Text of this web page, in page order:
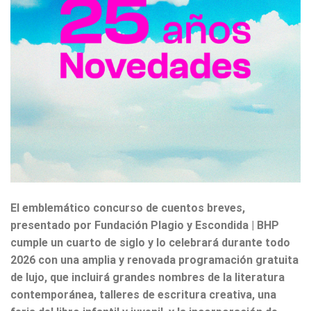
El emblemático concurso de cuentos breves,
presentado por Fundación Plagio y Escondida | BHP
cumple un cuarto de siglo y lo celebrará durante todo
2026 con una amplia y renovada programación gratuita
de lujo, que incluirá grandes nombres de la literatura
contemporánea, talleres de escritura creativa, una